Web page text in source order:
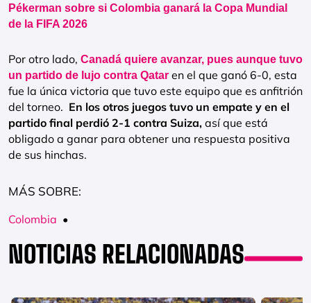
Pékerman sobre si Colombia ganará la Copa Mundial
de la FIFA 2026
Por otro lado, Canadá quiere avanzar, pues aunque tuvo
un partido de lujo contra Qatar en el que ganó 6-0, esta
fue la única victoria que tuvo este equipo que es anfitrión
del torneo. En los otros juegos tuvo un empate y en el
partido final perdió 2-1 contra Suiza, así que está
obligado a ganar para obtener una respuesta positiva
de sus hinchas.
MÁS SOBRE:
Colombia •
NOTICIAS RELACIONADAS